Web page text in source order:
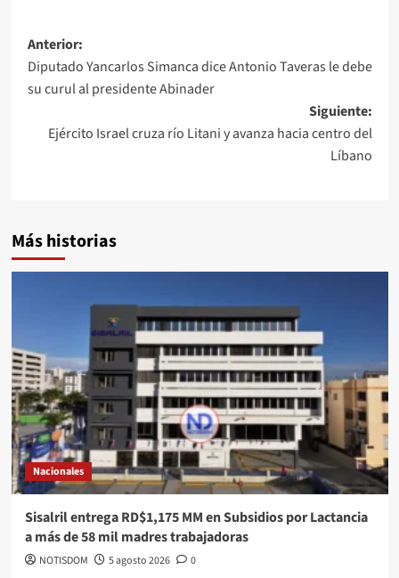
Anterior:
Diputado Yancarlos Simanca dice Antonio Taveras le debe
su curul al presidente Abinader
Siguiente:
Ejército Israel cruza río Litani y avanza hacia centro del
Líbano
Más historias
Nacionales
Sisalril entrega RD$1,175 MM en Subsidios por Lactancia
a más de 58 mil madres trabajadoras
NOTISDOM 5 agosto 2026 0